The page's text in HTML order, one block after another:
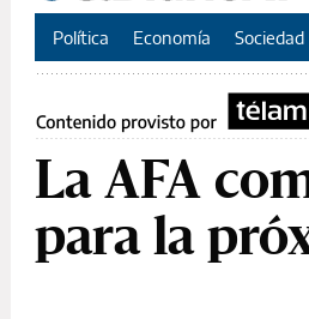
Política Economía Sociedad
La AFA
para la